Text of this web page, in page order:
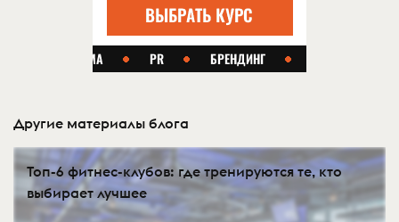
Другие материалы блога
Топ-6 фитнес-клубов: где тренируются те, кто
выбирает лучшее